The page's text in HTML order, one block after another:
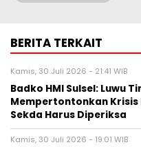
BERITA TERKAIT
Kamis, 30 Juli 2026 - 21:41 WIB
Badko HMI Sulsel: Luwu
Mempertontonkan Krisis
Sekda Harus Diperiksa
Kamis, 30 Juli 2026 - 19:01 WIB